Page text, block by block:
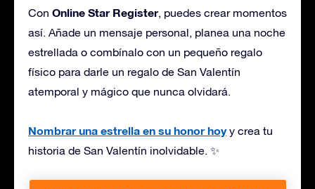
Con Online Star Register, puedes crear momentos
así. Añade un mensaje personal, planea una noche
estrellada o combínalo con un pequeño regalo
físico para darle un regalo de San Valentín
atemporal y mágico que nunca olvidará.
Nombrar una estrella en su honor hoyy crea tu
historia de San Valentín inolvidable. ✨